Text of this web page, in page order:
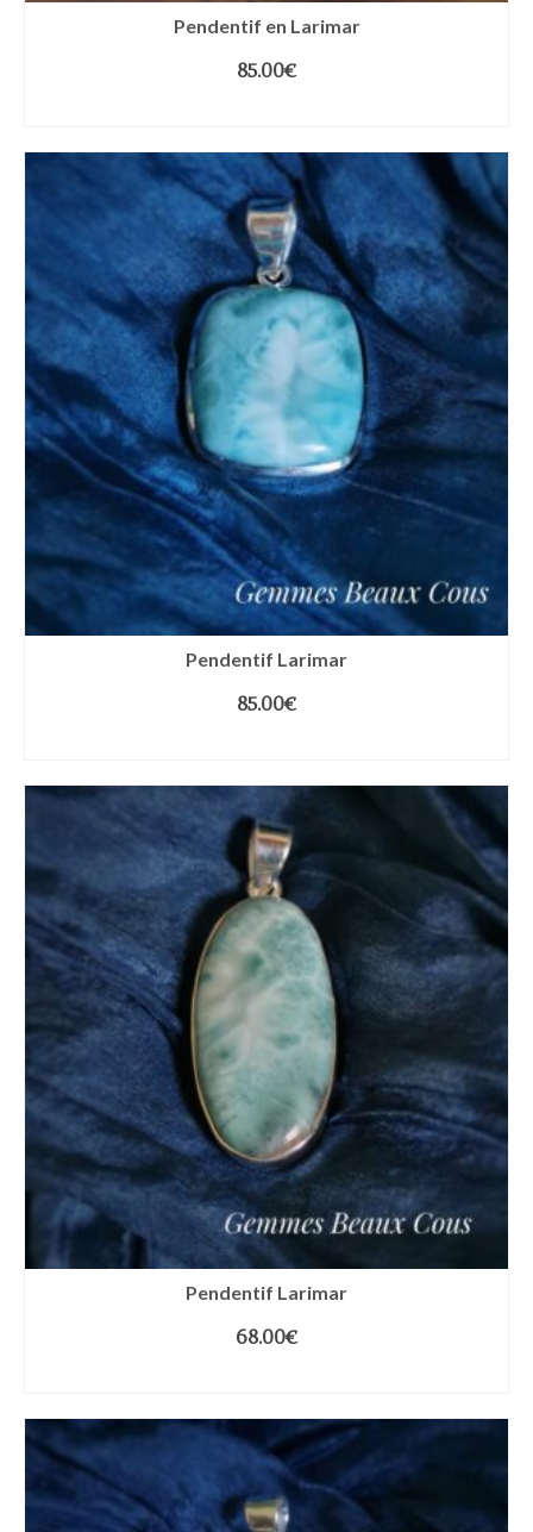
Pendentif en Larimar
85.00€
Pendentif Larimar
85.00€
Pendentif Larimar
68.00€